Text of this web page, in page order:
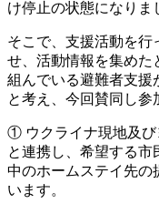
け停止の状態になりま
そこで、支援活動を行
せ、活動情報を集めた
組んでいる避難者支援
と考え、今回賛同し参
① ウクライナ現地及び
と連携し、希望する市
中のホームステイ先の
います。